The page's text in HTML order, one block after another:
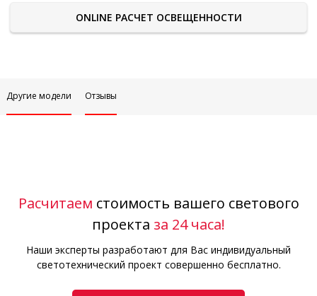
ONLINE РАСЧЕТ ОСВЕЩЕННОСТИ
Другие модели Отзывы
Расчитаем стоимость вашего светового
проекта за 24 часа!
Наши эксперты разработают для Вас индивидуальный
светотехнический проект совершенно бесплатно.